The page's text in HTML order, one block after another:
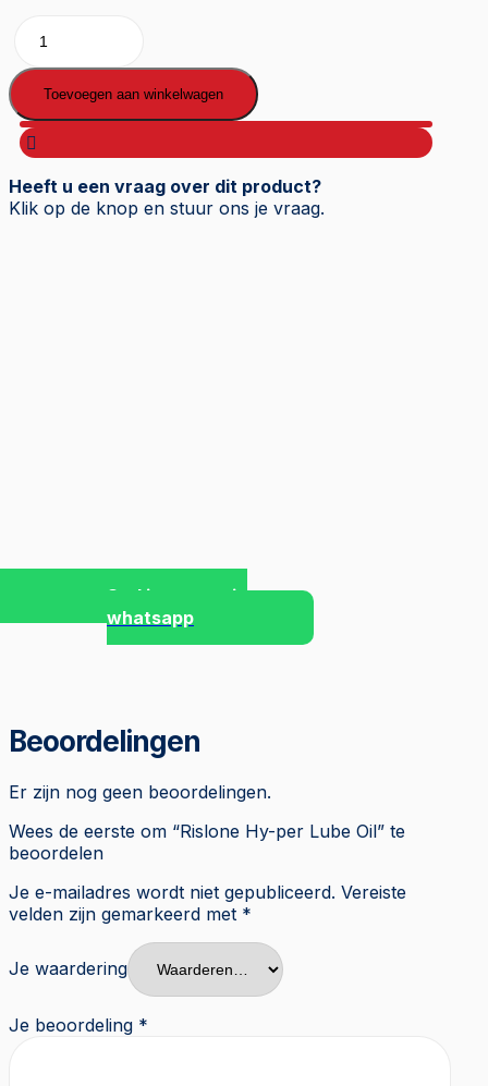
per
Lube
Oil
aantal
Toevoegen aan winkelwagen
Heeft u een vraag over dit product?
Klik op de knop en stuur ons je vraag.
Stel je vraag via
whatsapp
Beoordelingen
Er zijn nog geen beoordelingen.
Wees de eerste om “Rislone Hy-per Lube Oil” te
beoordelen
Je e-mailadres wordt niet gepubliceerd. Vereiste
velden zijn gemarkeerd met *
Je waardering
Je beoordeling *